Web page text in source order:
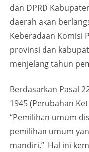
dan DPRD
daerah akan
Keberadaan Komisi
provinsi dan
menjelang tahun
Berdasarkan Pasal
1945 (Perubahan
“Pemilihan umum
pemilihan umum
mandiri.” Hal ini